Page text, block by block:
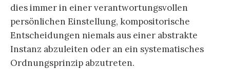
dies immer in einer verantwortungsvollen
persönlichen Einstellung, kompositorische
Entscheidungen niemals aus einer abstrakte
Instanz abzuleiten oder an ein systematisches
Ordnungsprinzip abzutreten.